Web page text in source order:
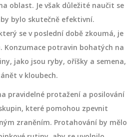
oblast. Je však důležité naučit se
bylo skutečně efektivní.
se v poslední době zkoumá, je
Konzumace potravin bohatých na
jako jsou ryby, oříšky a semena,
v kloubech.
pravidelné protažení a posilování
které pomohou zpevnit
zraněním. Protahování by mělo